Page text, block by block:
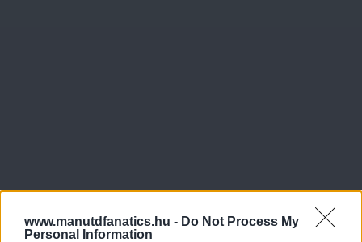
www.manutdfanatics.hu - Do Not Process My
Personal Information